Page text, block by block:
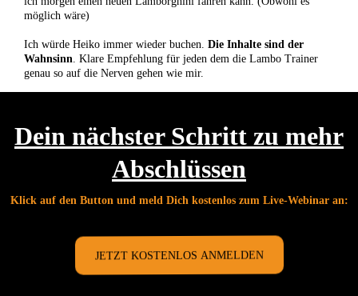
möglich wäre)
Ich würde Heiko immer wieder buchen. Die Inhalte sind der
Wahnsinn. Klare Empfehlung für jeden dem die Lambo Trainer
genau so auf die Nerven gehen wie mir.
Dein nächster Schritt zu mehr
Abschlüssen
Klick auf den Button und meld Dich kostenlos zum Live-Webinar an:
JETZT KOSTENLOS ANMELDEN